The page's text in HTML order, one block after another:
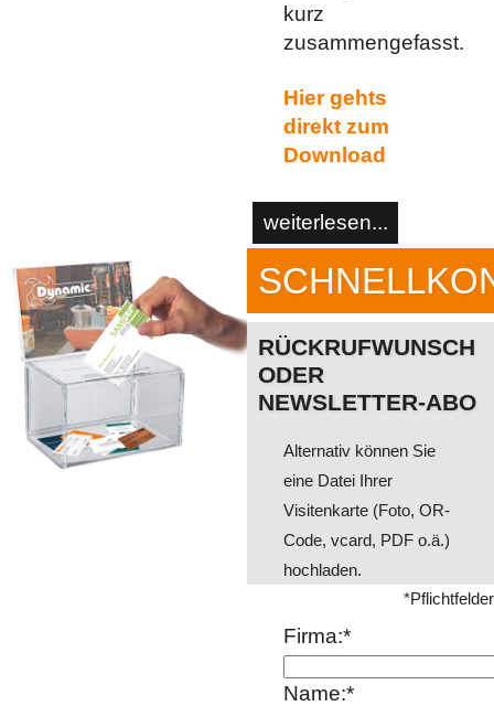
kurz
zusammengefasst.
Hier gehts
direkt zum
Download
weiterlesen...
RÜCKRUFWUNSCH
ODER
NEWSLETTER-ABO
Alternativ können Sie
eine Datei Ihrer
Visitenkarte (Foto, OR-
Code, vcard, PDF o.ä.)
hochladen.
*Pflichtfelder
Firma:*
Name:*